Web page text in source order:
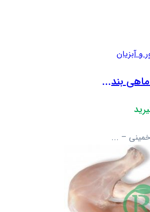
و آبزیان
ماهی بند...
خمینی – ...